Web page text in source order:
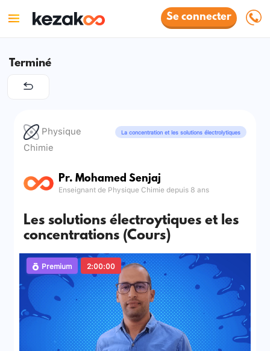
Se connecter
Terminé
Physique
Chimie
La concentration et les solutions électrolytiques
Pr. Mohamed Senjaj
Enseignant de Physique Chimie depuis 8 ans
Les solutions électroytiques et les
concentrations (Cours)
Premium 2:00:00